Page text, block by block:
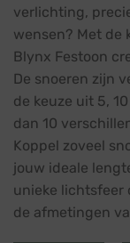
verlichting,
wensen? Met de
Blynx Festoon
De snoeren zijn
de keuze uit 5,
dan 10
Koppel zoveel
jouw ideale
unieke lichtsfeer
de afmetingen